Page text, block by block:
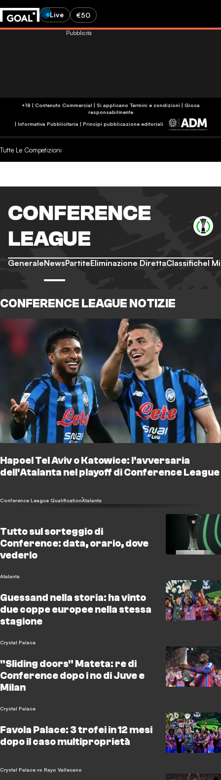
Live €50
Pubblicità
+18 | Contenuto Commercial | Si applicano Termini e condizioni | Gioca
responsabilmente
| Informativa Pubblicitaria | Principi pubblicazione editoriali
Tutte Le Competizioni
CONFERENCE
LEAGUE
GeneraleNewsPartiteEliminazione DirettaClassificheI
CONFERENCE LEAGUE NOTIZIE
Hapoel Tel Aviv o Katowice: l'avversaria
dell'Atalanta nel playoff di Conference League
Conference League QualificationAtalanta
Tutto sul sorteggio di
Conference: data, orario, dove
vederlo
Atalanta
Guessand nella storia: ha vinto
due coppe europee nella stessa
stagione
Crystal Palace
"Sliding doors" Mateta: re di
Conference dopo i no di Juve e
Milan
Crystal Palace
Favola Palace: 3 trofei in 12 mesi
dopo il caso multiproprietà
Crystal Palace vs Rayo Vallecano